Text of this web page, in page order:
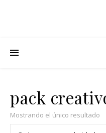
pack
Mostrando el único resultado